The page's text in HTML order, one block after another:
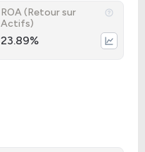
ROA (Retour sur
Actifs)
23.89%